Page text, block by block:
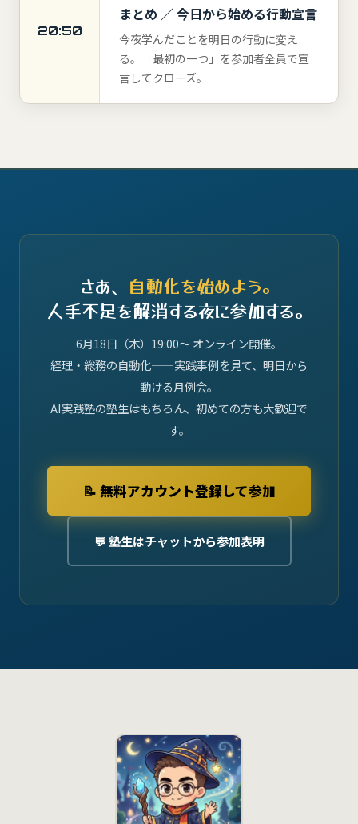
20:50
まとめ ／ 今日から始める行動宣言
今夜学んだことを明日の行動に変え
る。「最初の一つ」を参加者全員で宣
言してクローズ。
さあ、 自動化を始めよう。
人手不足を解消する夜に参加する。
6月18日（木）19:00〜 オンライン開催。
経理・総務の自動化——実践事例を見て、明日から
動ける月例会。
AI実践塾の塾生はもちろん、初めての方も大歓迎で
す。
📝 無料アカウント登録して参加
💬 塾生はチャットから参加表明